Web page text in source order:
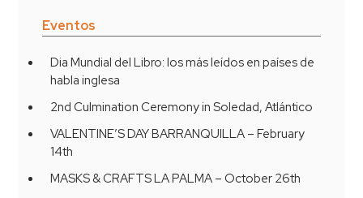
Eventos
Dia Mundial del Libro: los más leídos en países de
habla inglesa
2nd Culmination Ceremony in Soledad, Atlántico
VALENTINE’S DAY BARRANQUILLA – February
14th
MASKS & CRAFTS LA PALMA – October 26th